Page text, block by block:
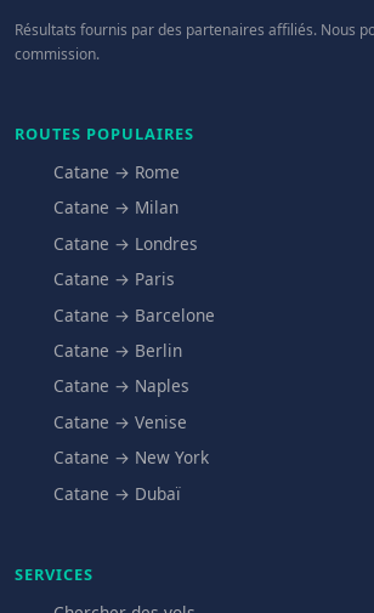
Résultats fournis par des partenaires affiliés. Nous
commission.
ROUTES POPULAIRES
Catane → Rome
Catane → Milan
Catane → Londres
Catane → Paris
Catane → Barcelone
Catane → Berlin
Catane → Naples
Catane → Venise
Catane → New York
Catane → Dubaï
SERVICES